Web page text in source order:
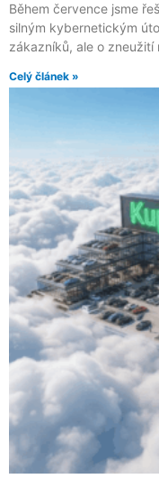
Během července jsme
silným kybernetickým
zákazníků, ale o
Celý článek »